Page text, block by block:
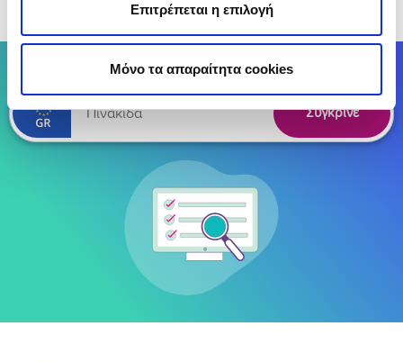
Επιτρέπεται η επιλογή
Μόνο τα απαραίτητα cookies
(Αξιολόγησε αυτό το άρθρο)
Σύγκρινε έως 25 Ασφαλιστικές Εταιρείες
Σύγκρινε